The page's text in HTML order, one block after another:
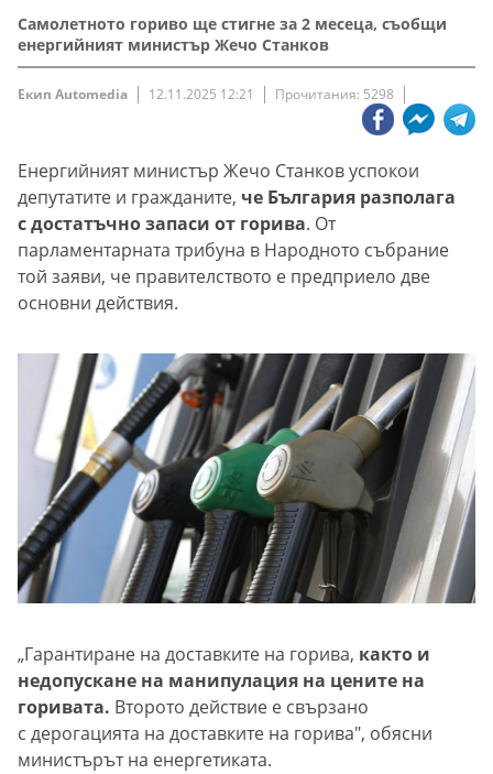
Самолетното гориво ще стигне за 2 месеца, съобщи
енергийният министър Жечо Станков
Екип Automedia 12.11.2025 12:21 Прочитания: 5298
Енергийният министър Жечо Станков успокои
депутатите и гражданите, че България разполага
с достатъчно запаси от горива. От
парламентарната трибуна в Народното събрание
той заяви, че правителството е предприело две
основни действия.
„Гарантиране на доставките на горива, както и
недопускане на манипулация на цените на
горивата. Второто действие е свързано
с дерогацията на доставките на горива", обясни
министърът на енергетиката.